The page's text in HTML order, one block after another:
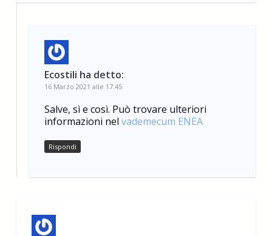
Ecostili ha detto:
16 Marzo 2021 alle 17:45
Salve, sì e così. Può trovare ulteriori
informazioni nel vademecum ENEA
Rispondi